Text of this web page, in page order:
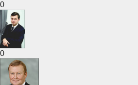
0
0